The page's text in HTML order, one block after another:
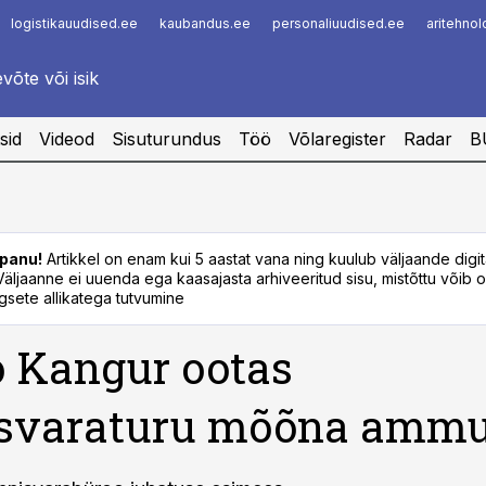
logistikauudised.ee kaubandus.ee personaliuudised.ee
Infopank
Videod Sisuturundus Töö Võlaregister Radar
Artikkel on enam kui 5 aastat vana ning kuulub väljaande
ei uuenda ega kaasajasta arhiveeritud sisu, mistõttu võib
allikatega tutvumine
Kangur ootas
mõõna